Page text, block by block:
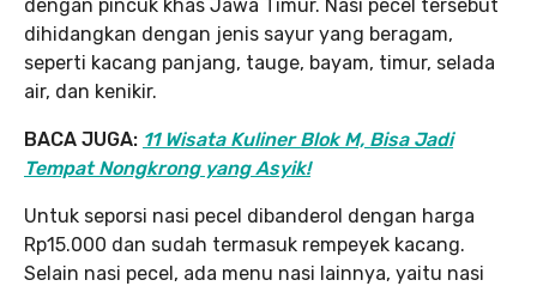
dengan pincuk khas Jawa Timur. Nasi pecel tersebut
dihidangkan dengan jenis sayur yang beragam,
seperti kacang panjang, tauge, bayam, timur, selada
air, dan kenikir.
BACA JUGA: 11 Wisata Kuliner Blok M, Bisa Jadi
Tempat Nongkrong yang Asyik!
Untuk seporsi nasi pecel dibanderol dengan harga
Rp15.000 dan sudah termasuk rempeyek kacang.
Selain nasi pecel, ada menu nasi lainnya, yaitu nasi